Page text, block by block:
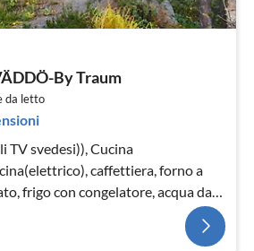
By Traum
da letto
TV svedesi)), Cucina
caffettiera, forno a
frigo con congelatore, acqua dal